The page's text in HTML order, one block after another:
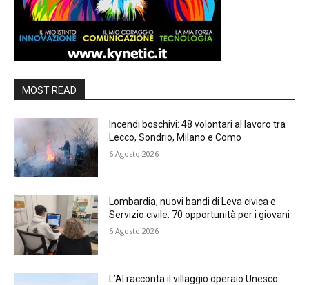
MOST READ
Incendi boschivi: 48 volontari al lavoro tra
Lecco, Sondrio, Milano e Como
6 Agosto 2026
Lombardia, nuovi bandi di Leva civica e
Servizio civile: 70 opportunità per i giovani
6 Agosto 2026
L’AI racconta il villaggio operaio Unesco